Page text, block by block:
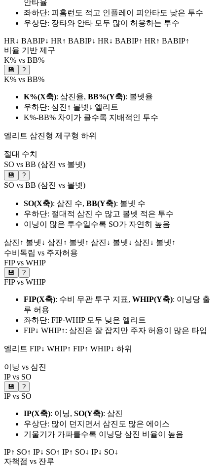
안타율
좌하단: 피홈런도 적고 인플레이 피안타도 낮은 투수
우상단: 장타와 안타 모두 많이 허용하는 투수
HR↓ BABIP↓ HR↑ BABIP↓ HR↓ BABIP↑ HR↑ BABIP↑
비율 기반 제구
K% vs BB%
💾 ?
K% vs BB%
K%(X축): 삼진율, BB%(Y축): 볼넷율
우하단: 삼진↑ 볼넷↓ 엘리트
K%-BB% 차이가 클수록 지배적인 투수
엘리트 삼진형 제구형 하위
절대 수치
SO vs BB (삼진 vs 볼넷)
💾 ?
SO vs BB (삼진 vs 볼넷)
SO(X축): 삼진 수, BB(Y축): 볼넷 수
우하단: 절대적 삼진 수 많고 볼넷 적은 투수
이닝이 많은 투수일수록 SO가 자연히 높음
삼진↑ 볼넷↓ 삼진↑ 볼넷↑ 삼진↓ 볼넷↓ 삼진↓ 볼넷↑
수비독립 vs 주자허용
FIP vs WHIP
💾 ?
FIP vs WHIP
FIP(X축): 수비 무관 투구 지표, WHIP(Y축): 이닝당 출
루 허용
좌하단: FIP·WHIP 모두 낮은 엘리트
FIP↓ WHIP↑: 삼진은 잘 잡지만 주자 허용이 많은 타입
엘리트 FIP↓ WHIP↑ FIP↑ WHIP↓ 하위
이닝 vs 삼진
IP vs SO
💾 ?
IP vs SO
IP(X축): 이닝, SO(Y축): 삼진
우상단: 많이 던지면서 삼진도 많은 에이스
기울기가 가파를수록 이닝당 삼진 비율이 높음
IP↑ SO↑ IP↓ SO↑ IP↑ SO↓ IP↓ SO↓
자책점 vs 잔루